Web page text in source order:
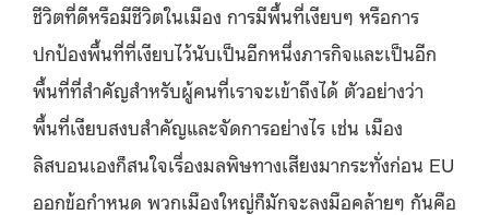
ชีวิตที่ดีหรือมีชีวิตในเมือง การมีพื้นที่เงียบๆ หรือการ
ปกป้องพื้นที่ที่เงียบไว้นับเป็นอีกหนึ่งภารกิจและเป็นอีก
พื้นที่ที่สำคัญสำหรับผู้คนที่เราจะเข้าถึงได้ ตัวอย่างว่า
พื้นที่เงียบสงบสำคัญและจัดการอย่างไร เช่น เมือง
ลิสบอนเองก็สนใจเรื่องมลพิษทางเสียงมากระทั่งก่อน EU
ออกข้อกำหนด พวกเมืองใหญ่ก็มักจะลงมือคล้ายๆ กันคือ